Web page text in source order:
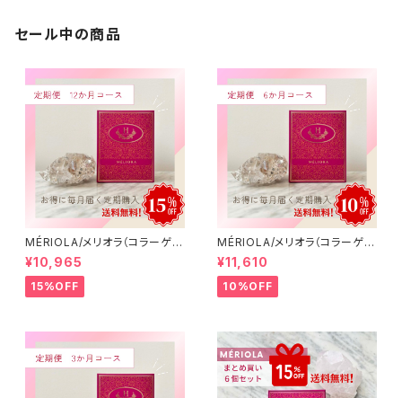
セール中の商品
MÉRIOLA/メリオラ（コラーゲン
サポート）定期便（12か月コー
ス）【送料無料】
¥10,965
15%OFF
MÉRIOLA/メリオラ（コラーゲン
サポート）定期便（6か月コース）
【送料無料】
¥11,610
10%OFF